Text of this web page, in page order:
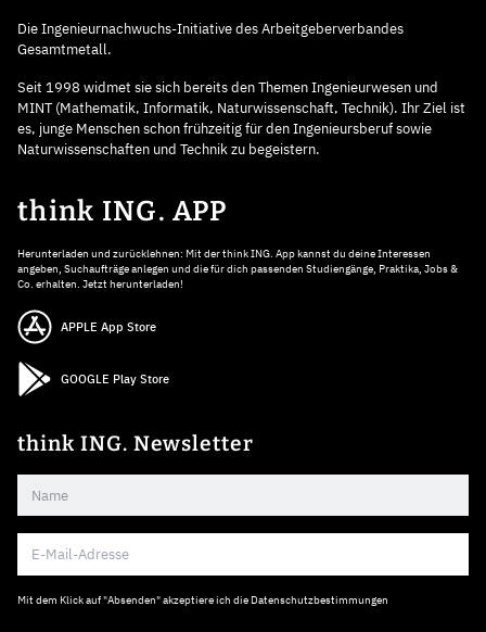
Die Ingenieurnachwuchs-Initiative des Arbeitgeberverbandes
Gesamtmetall.
Seit 1998 widmet sie sich bereits den Themen Ingenieurwesen und
MINT (Mathematik, Informatik, Naturwissenschaft, Technik). Ihr Ziel ist
es, junge Menschen schon frühzeitig für den Ingenieursberuf sowie
Naturwissenschaften und Technik zu begeistern.
think ING. APP
Herunterladen und zurücklehnen: Mit der think ING. App kannst du deine Interessen
angeben, Suchaufträge anlegen und die für dich passenden Studiengänge, Praktika, Jobs &
Co. erhalten. Jetzt herunterladen!
APPLE App Store
GOOGLE Play Store
think ING. Newsletter
Mit dem Klick auf "Absenden" akzeptiere ich die Datenschutzbestimmungen